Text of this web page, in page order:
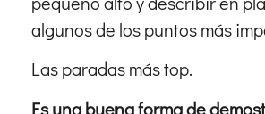
algunos de los puntos más
Las paradas más top.
Es una buena forma de